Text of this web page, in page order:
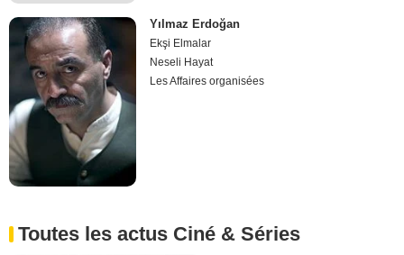
Yılmaz Erdoğan
Ekşi Elmalar
Neseli Hayat
Les Affaires organisées
Toutes les actus Ciné & Séries